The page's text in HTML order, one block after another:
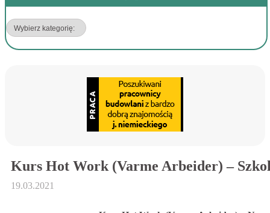
Kurs Hot Work (Varme Arbeider) –
19.03.2021